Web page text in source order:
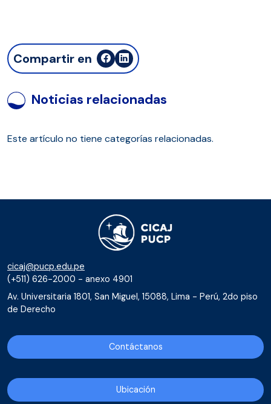
Compartir en
Noticias relacionadas
Este artículo no tiene categorías relacionadas.
cicaj@pucp.edu.pe
(+511) 626-2000 - anexo 4901
Av. Universitaria 1801, San Miguel, 15088, Lima - Perú, 2do piso
de Derecho
Contáctanos
Ubicación